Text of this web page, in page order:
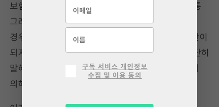
보험 분석 서비스는 판매를 위해 만들어진 툴이죠. 보통
그래요. 수수료 수익 목적으로 시작해 판매로 끝나는
경우가 많아요. 보맵의 보장분석이 이와같은 판매 수단이
되지 않게 하려고 보맵은 각종 장치를 마련했어요. 간단히
말해, 상담사의 판단이 아닌 보맵의 알고리즘과 기준에
의해 진행되는 시스템을 도입했어요.
구독 서비스 개인정보
수집 및 이용 동의